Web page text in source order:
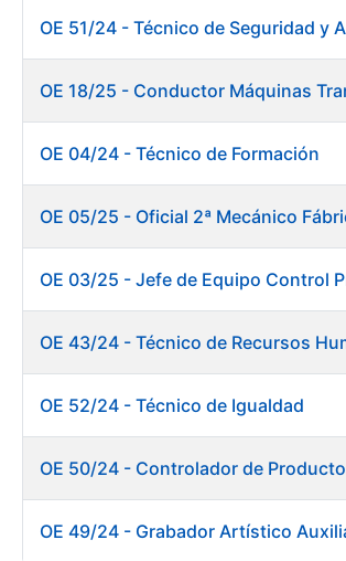
OE 04/24 - Técnico de Formación
OE 52/24 - Técnico de Igualdad
OE 50/24 - Controlador de Producto